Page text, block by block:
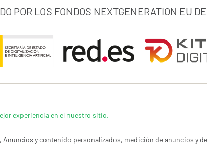
POR LOS FONDOS NEXTGENERATION EU
experiencia en el nuestro sitio.
y contenido personalizados, medición de anuncios y